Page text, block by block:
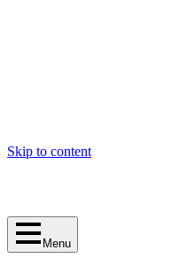
Skip to content
Menu